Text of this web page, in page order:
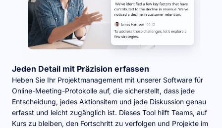
Jeden Detail mit Präzision erfassen
Heben Sie Ihr Projektmanagement mit unserer Software für
Online-Meeting-Protokolle auf, die sicherstellt, dass jede
Entscheidung, jedes Aktionsitem und jede Diskussion genau
erfasst und leicht zugänglich ist. Dieses Tool hilft Teams, auf
Kurs zu bleiben, den Fortschritt zu verfolgen und Projekte im